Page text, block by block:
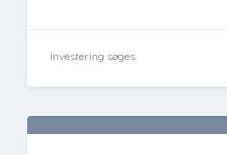
Investering søges